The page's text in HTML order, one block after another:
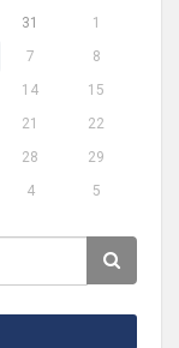
31
1
7
8
14
15
21
22
28
29
4 5